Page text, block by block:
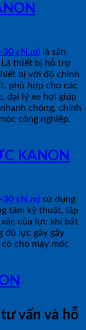
cN.m) là sản
Là thiết bị hỗ trợ
bị với độ chính
phù hợp cho các
đại lý xe hơi giúp
chóng, chính
công nghiệp,
KANON
cN.m) sử dụng
tâm kỹ thuật, lắp
của lực khi bắt
đủ lực gây gãy
cho máy móc
vấn và hỗ